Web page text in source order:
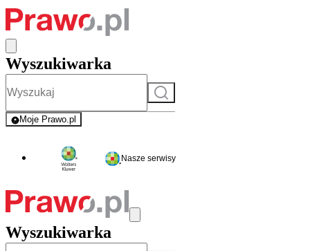
Wyszukiwarka
Szukaj
Moje Prawo.pl
- rejestracja i logowanie do serwisu
Nasze serwisy
Wyszukiwarka